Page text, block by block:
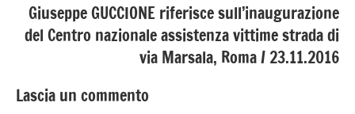
Giuseppe GUCCIONE riferisce sull’inaugurazione
del Centro nazionale assistenza vittime strada di
via Marsala, Roma / 23.11.2016
Lascia un commento